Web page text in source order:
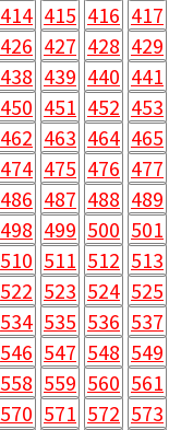
414 415 416 417
426 427 428 429
438 439 440 441
450 451 452 453
462 463 464 465
474 475 476 477
486 487 488 489
498 499 500 501
510 511 512 513
522 523 524 525
534 535 536 537
546 547 548 549
558 559 560 561
570 571 572 573